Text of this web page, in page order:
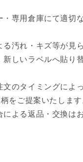
専用倉庫にて適切
汚れ・キズ等が見
しいラベルへ貼り
のタイミングによ
をご提案いたします
よる返品・交換は